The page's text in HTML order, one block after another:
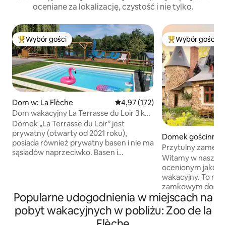
oceniane za lokalizację, czystość i nie tylko.
Najpopularniejsze z kategorii Wybór gości
Wybór gości
Dom w: La Flèche Średnia ocena: 4,97 na 5, liczba
4,97 (172)
Dom wakacyjny La Terrasse du Loir 3 km
od Zoo de la Flèche
Domek „La Terrasse du Loir” jest
prywatny (otwarty od 2021 roku),
posiada również prywatny basen i nie ma
sąsiadów naprzeciwko. Basen i
włącznie. W 2027 roku: basen
podgrzewany od 26 marca do 1 listopada
włącznie. Domek o powierzchni 115 m² +
Wybór gości
Domek gościnny
thion
Przytulny zamek
na staw
Witamy w
ocenionym jako
wakacyjny. To
zamkowym
charakter z
udogodnieniami
Wygodne
Popularne udogodnienia w miejscach na
pobyt wakacyjnych w pobliżu: Zoo de la